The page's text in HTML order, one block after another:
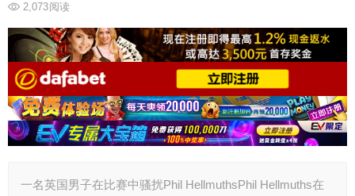
2,073阅读
一名英国男子在比赛中骚扰Phil HellmuthsPhil Hellmuths在